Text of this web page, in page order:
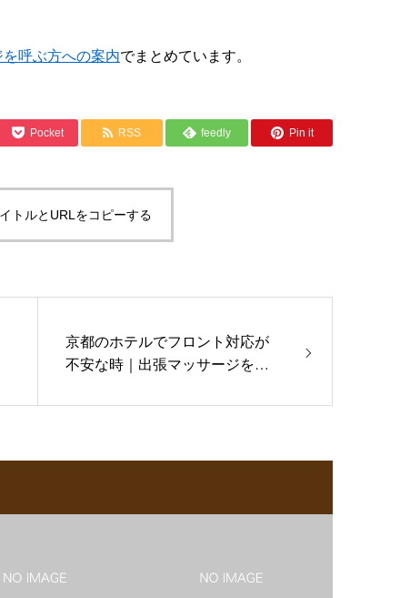
呼ぶ方への案内でまとめています。
Pocket RSS feedly Pin it
トルとURLをコピーする
京都のホテルでフロント対応が
不安な時｜出張マッサージを呼